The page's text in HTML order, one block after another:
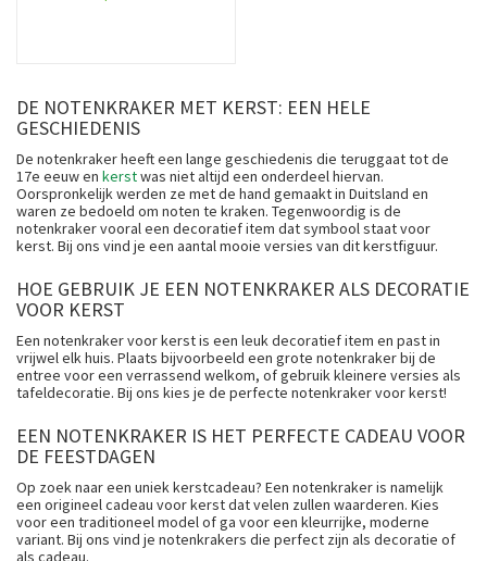
DE NOTENKRAKER MET KERST: EEN HELE
GESCHIEDENIS
De notenkraker heeft een lange geschiedenis die teruggaat tot de
17e eeuw en kerstwas niet altijd een onderdeel hiervan.
Oorspronkelijk werden ze met de hand gemaakt in Duitsland en
waren ze bedoeld om noten te kraken. Tegenwoordig is de
notenkraker vooral een decoratief item dat symbool staat voor
kerst. Bij ons vind je een aantal mooie versies van dit kerstfiguur.
HOE GEBRUIK JE EEN NOTENKRAKER ALS DECORATIE
VOOR KERST
Een notenkraker voor kerst is een leuk decoratief item en past in
vrijwel elk huis. Plaats bijvoorbeeld een grote notenkraker bij de
entree voor een verrassend welkom, of gebruik kleinere versies als
tafeldecoratie. Bij ons kies je de perfecte notenkraker voor kerst!
EEN NOTENKRAKER IS HET PERFECTE CADEAU VOOR
DE FEESTDAGEN
Op zoek naar een uniek kerstcadeau? Een notenkraker is namelijk
een origineel cadeau voor kerst dat velen zullen waarderen. Kies
voor een traditioneel model of ga voor een kleurrijke, moderne
variant. Bij ons vind je notenkrakers die perfect zijn als decoratie of
als cadeau.